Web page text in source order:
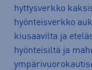
hyttysverkko
hyönteisverkko
kiusaavilta ja
hyönteisiltä ja